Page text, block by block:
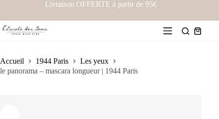
Livraison OFFERTE à partir de 95€
Accueil 1944 Paris
Les yeux
le panorama – mascara longueur | 1944 Paris